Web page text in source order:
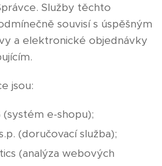
Služby těchto
souvisí s úspěšným
a elektronické objednávky
jsou:
e-shopu);
(doručovací služba);
(analýza webových